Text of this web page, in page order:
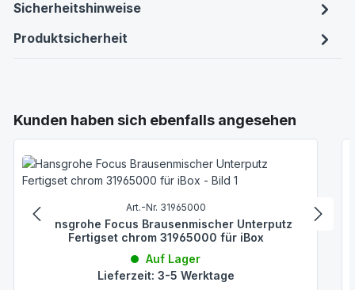
Sicherheitshinweise
Produktsicherheit
Produktgalerie überspringen
Kunden haben sich ebenfalls angesehen
Art.-Nr. 31965000
Hansgrohe Focus Brausenmischer Unterputz
Fertigset chrom 31965000 für iBox
Auf Lager
Lieferzeit: 3-5 Werktage